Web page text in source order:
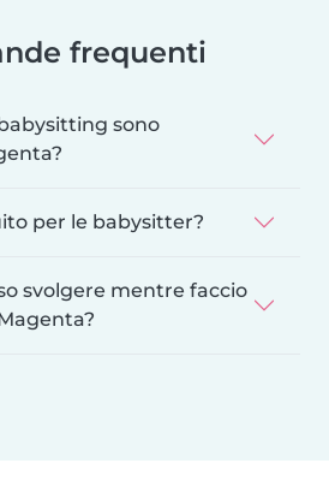
frequenti
sono
per le babysitter?
svolgere mentre faccio